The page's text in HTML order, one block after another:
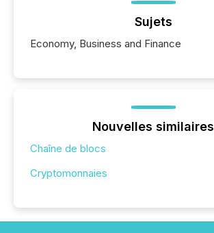
Sujets
Economy, Business and Finance
Nouvelles similaires
Chaîne de blocs
Cryptomonnaies